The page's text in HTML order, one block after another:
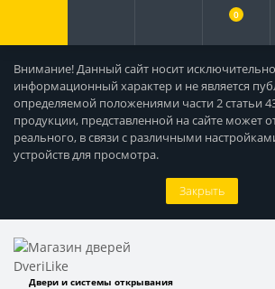
Внимание! Данный сайт носит исключительно
информационный характер и не является
определяемой положениями части 2 статьи
продукции, представленной на сайте может
реального, в связи с различными
устройств для просмотра.
Закрыть
0
Двери и системы открывания